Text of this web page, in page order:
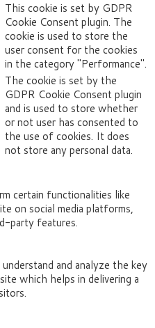
This cookie is set by GDPR
Cookie Consent plugin. The
cookie is used to store the
user consent for the cookies
in the category "Performance".
The cookie is set by the
GDPR Cookie Consent plugin
and is used to store whether
or not user has consented to
the use of cookies. It does
not store any personal data.
certain functionalities like
on social media platforms,
party features.
and analyze the key
which helps in delivering a